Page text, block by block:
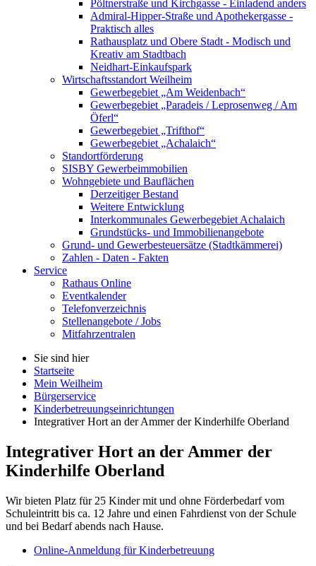
Pöltnerstraße und Kirchgasse - Einladend anders
Admiral-Hipper-Straße und Apothekergasse -
Praktisch alles
Rathausplatz und Obere Stadt - Modisch und
Kreativ am Stadtbach
Neidhart-Einkaufspark
Wirtschaftsstandort Weilheim
Gewerbegebiet „Am Weidenbach“
Gewerbegebiet „Paradeis / Leprosenweg / Am
Öferl“
Gewerbegebiet „Trifthof“
Gewerbegebiet „Achalaich“
Standortförderung
SISBY Gewerbeimmobilien
Wohngebiete und Bauflächen
Derzeitiger Bestand
Weitere Entwicklung
Interkommunales Gewerbegebiet Achalaich
Grundstücks- und Immobilienangebote
Grund- und Gewerbesteuersätze (Stadtkämmerei)
Zahlen - Daten - Fakten
Service
Rathaus Online
Eventkalender
Telefonverzeichnis
Stellenangebote / Jobs
Mitfahrzentralen
Sie sind hier
Startseite
Mein Weilheim
Bürgerservice
Kinderbetreuungseinrichtungen
Integrativer Hort an der Ammer der Kinderhilfe Oberland
Integrativer Hort an der Ammer der
Kinderhilfe Oberland
Wir bieten Platz für 25 Kinder mit und ohne Förderbedarf vom
Schuleintritt bis ca. 12 Jahre und einen Fahrdienst von der Schule
und bei Bedarf abends nach Hause.
Online-Anmeldung für Kinderbetreuung